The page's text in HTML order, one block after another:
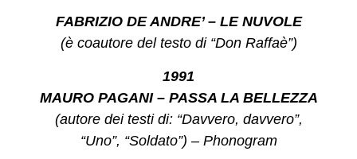
FABRIZIO DE ANDRE’ – LE NUVOLE
(è coautore del testo di “Don Raffaè”)
1991
MAURO PAGANI – PASSA LA BELLEZZA
(autore dei testi di: “Davvero, davvero”,
“Uno”, “Soldato”) – Phonogram